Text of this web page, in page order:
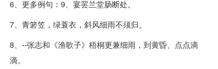
6、更多例句：9、宴罢兰堂肠断处。
7、青箬笠，绿蓑衣，斜风细雨不须归。
8、--张志和《渔歌子》梧桐更兼细雨，到黄昏、点点滴
滴。